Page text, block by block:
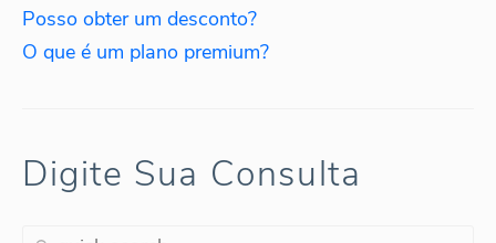
Posso obter um desconto?
O que é um plano premium?
Digite Sua Consulta